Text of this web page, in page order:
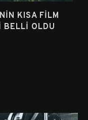
KISA FILM
BELLI OLDU